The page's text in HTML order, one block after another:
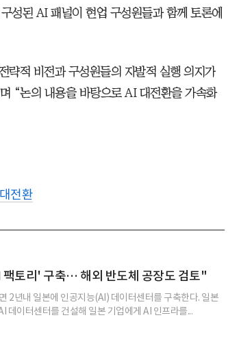
성된 AI 패널이 현업 구성원들과 함께 토론에
략적 비전과 구성원들의 자발적 실행 의지가
“논의 내용을 바탕으로 AI 대전환을 가속화
전환
토리' 구축… 해외 반도체 공장도 검토"
2년내 일본에 인공지능(AI) 데이터센터를 구축한다. 일본
데이터센터를 건설해 일본 기업에게 AI 인프라를...